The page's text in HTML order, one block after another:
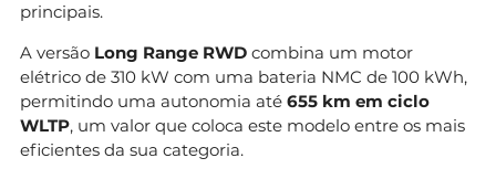
principais.
A versão Long Range RWD combina um motor
elétrico de 310 kW com uma bateria NMC de 100 kWh,
permitindo uma autonomia até 655 km em ciclo
WLTP, um valor que coloca este modelo entre os mais
eficientes da sua categoria.